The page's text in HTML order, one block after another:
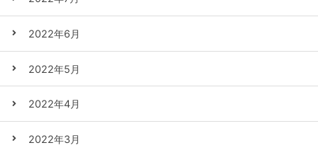
2022年6月
2022年5月
2022年4月
2022年3月